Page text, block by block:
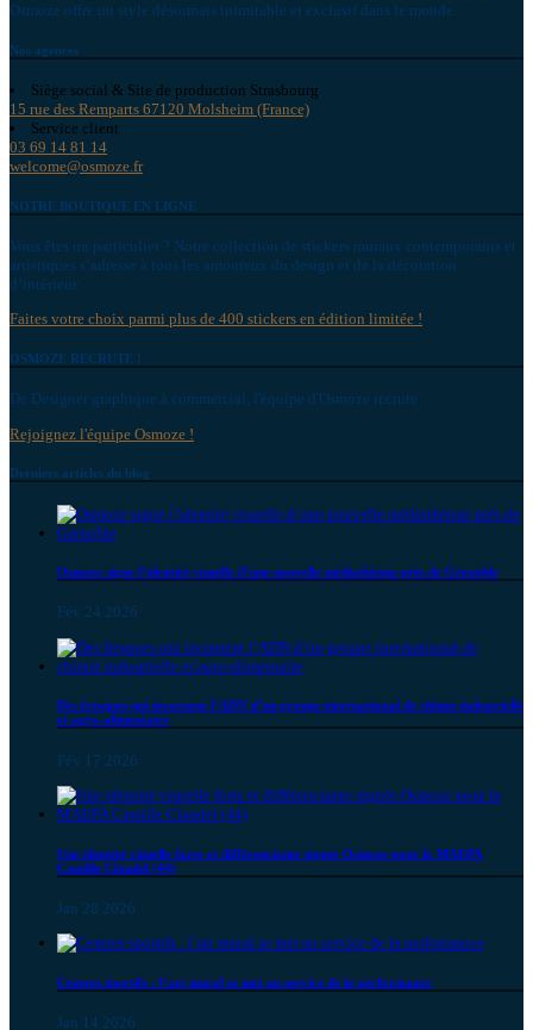
Osmoze offre un style désormais inimitable et exclusif dans le monde.
Nos agences
Siège social & Site de production Strasbourg
15 rue des Remparts 67120 Molsheim (France)
Service client
03 69 14 81 14
welcome@osmoze.fr
NOTRE BOUTIQUE EN LIGNE
Vous êtes un particulier ? Notre collection de stickers muraux contemporains et
artistiques s’adresse à tous les amoureux du design et de la décoration
d’intérieur.
Faites votre choix parmi plus de 400 stickers en édition limitée !
OSMOZE RECRUTE !
De Designer graphique à commercial, l'équipe d'Osmoze recrute.
Rejoignez l'équipe Osmoze !
Derniers articles du blog
Osmoze signe l’identité visuelle d’une nouvelle médiathèque près de Grenoble
Fév 24 2026
Des fresques qui incarnent l’ADN d’un groupe international de chimie industrielle
et agro-alimentaire
Fév 17 2026
Une identité visuelle forte et différenciante signée Osmoze pour la MAEPA
Camille Claudel (44)
Jan 28 2026
Centres sportifs : l’art mural se met au service de la performance
Jan 14 2026